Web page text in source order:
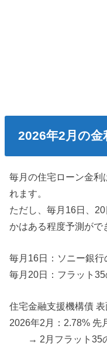
2026年2月の金
毎月の住宅ローン金利
れます。
ただし、毎月16日、
かはある程度予測がで
毎月16日：ソニー銀行
毎月20日：フラット
住宅金融支援機構債
2026年2月：2.78% 先
→ 2月フラット35